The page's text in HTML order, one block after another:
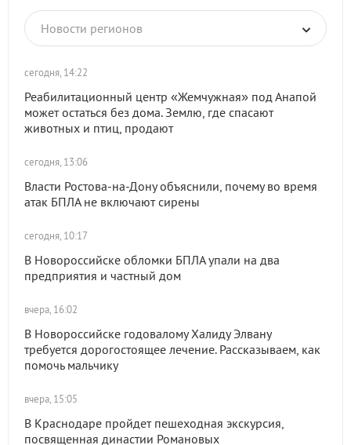
Новости регионов
сегодня, 14:22
Реабилитационный центр «Жемчужная» под Анапой
может остаться без дома. Землю, где спасают
животных и птиц, продают
сегодня, 13:06
Власти Ростова-на-Дону объяснили, почему во время
атак БПЛА не включают сирены
сегодня, 10:17
В Новороссийске обломки БПЛА упали на два
предприятия и частный дом
вчера, 16:02
В Новороссийске годовалому Халиду Элвану
требуется дорогостоящее лечение. Рассказываем, как
помочь мальчику
вчера, 15:05
В Краснодаре пройдет пешеходная экскурсия,
посвященная династии Романовых